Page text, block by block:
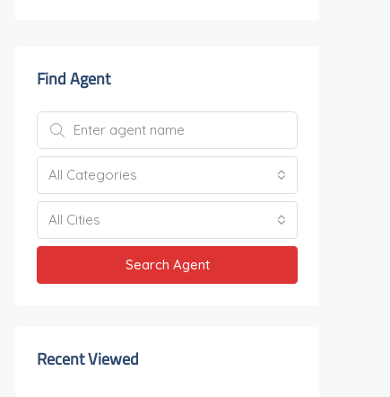
Find Agent
All Categories
All Cities
Search Agent
Recent Viewed